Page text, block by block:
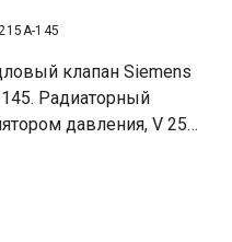
145
клапан Siemens
Радиаторный
давления, V 25…